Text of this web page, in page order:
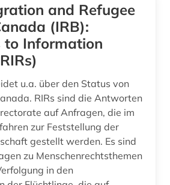
information retrieval (1)
internationale beziehungen (1)
internationale politik (1)
internationaler terrorismus (1)
internationaler vertrag (1)
internationales recht (1)
internationales steuerrecht (1)
and Refugee
(IRB):
to Information
u.a. über den Status von
RIRs sind die Antworten
auf Anfragen, die im
zur Feststellung der
gestellt werden. Es sind
zu Menschenrechtsthemen
in den